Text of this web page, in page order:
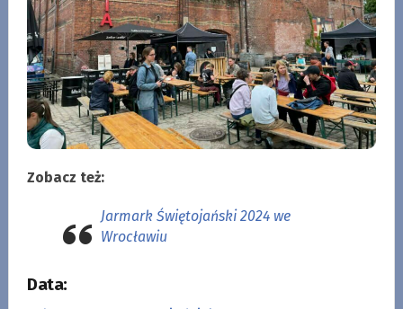
Zobacz też:
Jarmark Świętojański 2024 we
Wrocławiu
Data: